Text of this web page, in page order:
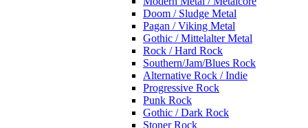
Doom / Sludge Metal
Pagan / Viking Metal
Gothic / Mittelalter Metal
Rock / Hard Rock
Southern/Jam/Blues Rock
Alternative Rock / Indie
Progressive Rock
Punk Rock
Gothic / Dark Rock
Stoner Rock